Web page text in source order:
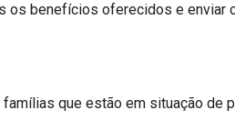
os benefícios oferecidos e enviar
que estão em situação de